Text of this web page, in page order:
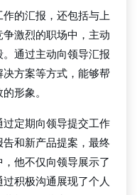
的汇报，还包括与上
激烈的职场中，主动
通过主动向领导汇报
方案等方式，能够帮
形象。
定期向领导提交工作
和新产品提案，最终
他不仅向领导展示了
积极沟通展现了个人